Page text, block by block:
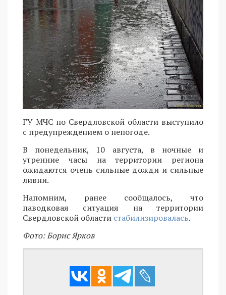
ГУ МЧС по Свердловской области выступило
с предупреждением о непогоде.
В понедельник, 10 августа, в ночные и
утренние часы на территории региона
ожидаются очень сильные дожди и сильные
ливни.
Напомним, ранее сообщалось, что
паводковая ситуация на территории
Свердловской области стабилизировалась.
Фото: Борис Ярков